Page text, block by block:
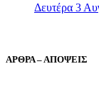
Δευτέρα 3
ΑΡΘΡΑ – ΑΠΟΨΕΙΣ